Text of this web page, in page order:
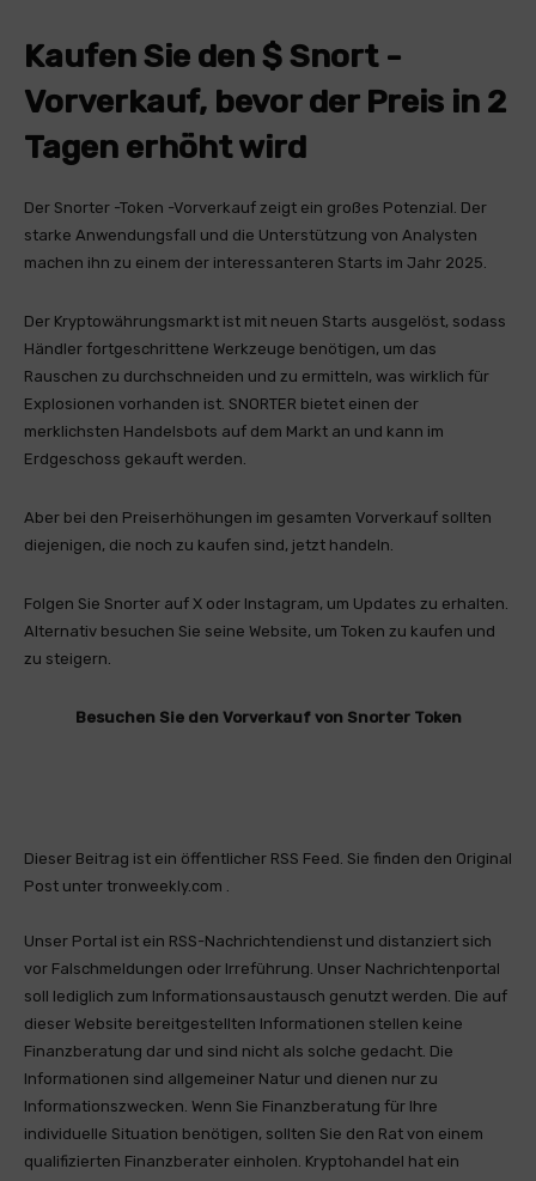
Kaufen Sie den $ Snort -
Vorverkauf, bevor der Preis in 2
Tagen erhöht wird
Der Snorter -Token -Vorverkauf zeigt ein großes Potenzial. Der
starke Anwendungsfall und die Unterstützung von Analysten
machen ihn zu einem der interessanteren Starts im Jahr 2025.
Der Kryptowährungsmarkt ist mit neuen Starts ausgelöst, sodass
Händler fortgeschrittene Werkzeuge benötigen, um das
Rauschen zu durchschneiden und zu ermitteln, was wirklich für
Explosionen vorhanden ist. SNORTER bietet einen der
merklichsten Handelsbots auf dem Markt an und kann im
Erdgeschoss gekauft werden.
Aber bei den Preiserhöhungen im gesamten Vorverkauf sollten
diejenigen, die noch zu kaufen sind, jetzt handeln.
Folgen Sie Snorter auf X oder Instagram, um Updates zu erhalten.
Alternativ besuchen Sie seine Website, um Token zu kaufen und
zu steigern.
Besuchen Sie den Vorverkauf von Snorter Token
Dieser Beitrag ist ein öffentlicher RSS Feed. Sie finden den Original
Post unter tronweekly.com .
Unser Portal ist ein RSS-Nachrichtendienst und distanziert sich
vor Falschmeldungen oder Irreführung. Unser Nachrichtenportal
soll lediglich zum Informationsaustausch genutzt werden. Die auf
dieser Website bereitgestellten Informationen stellen keine
Finanzberatung dar und sind nicht als solche gedacht. Die
Informationen sind allgemeiner Natur und dienen nur zu
Informationszwecken. Wenn Sie Finanzberatung für Ihre
individuelle Situation benötigen, sollten Sie den Rat von einem
qualifizierten Finanzberater einholen. Kryptohandel hat ein